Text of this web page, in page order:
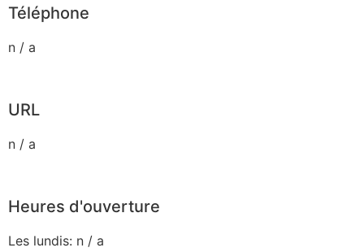
Téléphone
n / a
URL
n / a
Heures d'ouverture
Les lundis: n / a